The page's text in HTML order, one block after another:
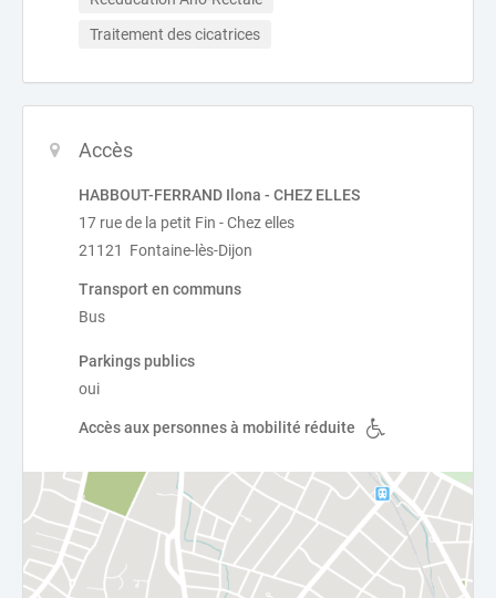
Traitement des cicatrices
Accès
HABBOUT-FERRAND Ilona - CHEZ ELLES
17 rue de la petit Fin - Chez elles
21121 Fontaine-lès-Dijon
Transport en communs
Bus
Parkings publics
oui
Accès aux personnes à mobilité réduite